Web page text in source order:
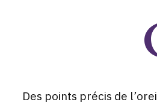
Des points précis de